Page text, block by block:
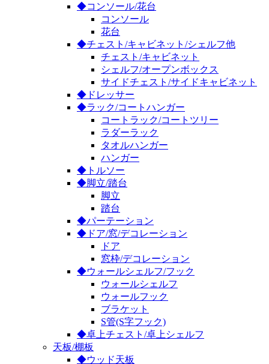
◆コンソール/花台
コンソール
花台
◆チェスト/キャビネット/シェルフ他
チェスト/キャビネット
シェルフ/オープンボックス
サイドチェスト/サイドキャビネット
◆ドレッサー
◆ラック/コートハンガー
コートラック/コートツリー
ラダーラック
タオルハンガー
ハンガー
◆トルソー
◆脚立/踏台
脚立
踏台
◆パーテーション
◆ドア/窓/デコレーション
ドア
窓枠/デコレーション
◆ウォールシェルフ/フック
ウォールシェルフ
ウォールフック
ブラケット
S管(S字フック)
◆卓上チェスト/卓上シェルフ
天板/棚板
◆ウッド天板